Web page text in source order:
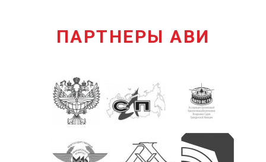
ПАРТНЕРЫ АВИ